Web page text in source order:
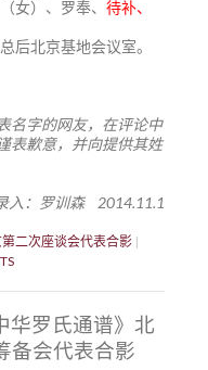
女）、罗奉、 待补、
后北京基地会议室。
名字的网友，在评论中
表歉意，并向提供其姓
入：罗训森 2014.11.1
二次座谈会代表合影
华罗氏通谱》北
备会代表合影